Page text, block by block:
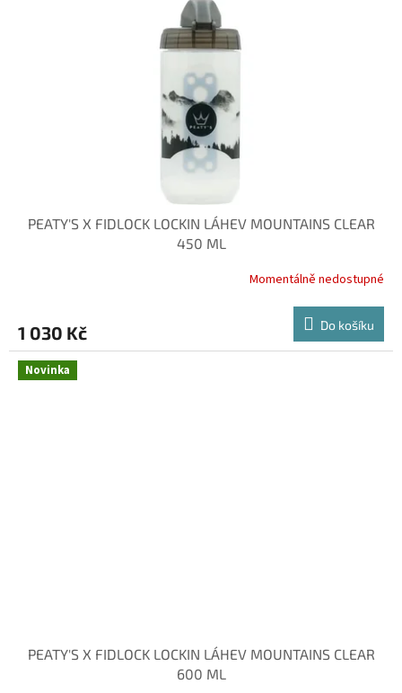
PEATY'S X FIDLOCK LOCKIN LÁHEV MOUNTAINS CLEAR
450 ML
Momentálně nedostupné
1 030 Kč Do košíku
Novinka
PEATY'S X FIDLOCK LOCKIN LÁHEV MOUNTAINS CLEAR
600 ML